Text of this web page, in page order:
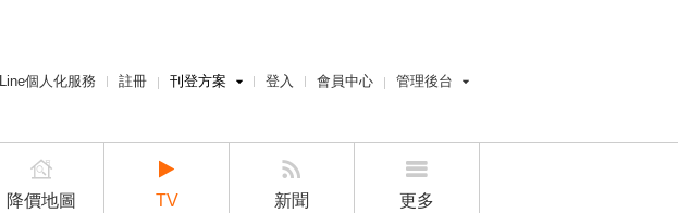
Line個人化服務 註冊 刊登方案
賣屋刊登
廣告刊登
登入 會員中心 管理後台
屋主管理後台
降價地圖 TV 新聞 更多